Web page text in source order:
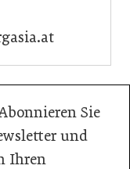
Sie
und
Ihren